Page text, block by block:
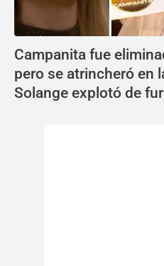
Campanita fue
pero se atrincheró en
Solange explotó de